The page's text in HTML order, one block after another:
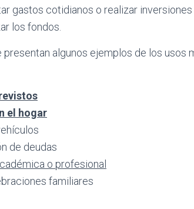
gastos cotidianos o realizar
los fondos.
presentan algunos ejemplos de los usos
el hogar
de deudas
o profesional
familiares